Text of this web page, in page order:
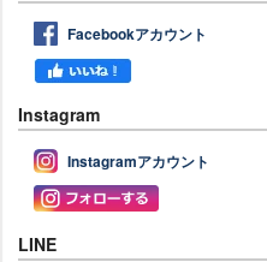
Facebookアカウント
Instagram
Instagramアカウント
LINE